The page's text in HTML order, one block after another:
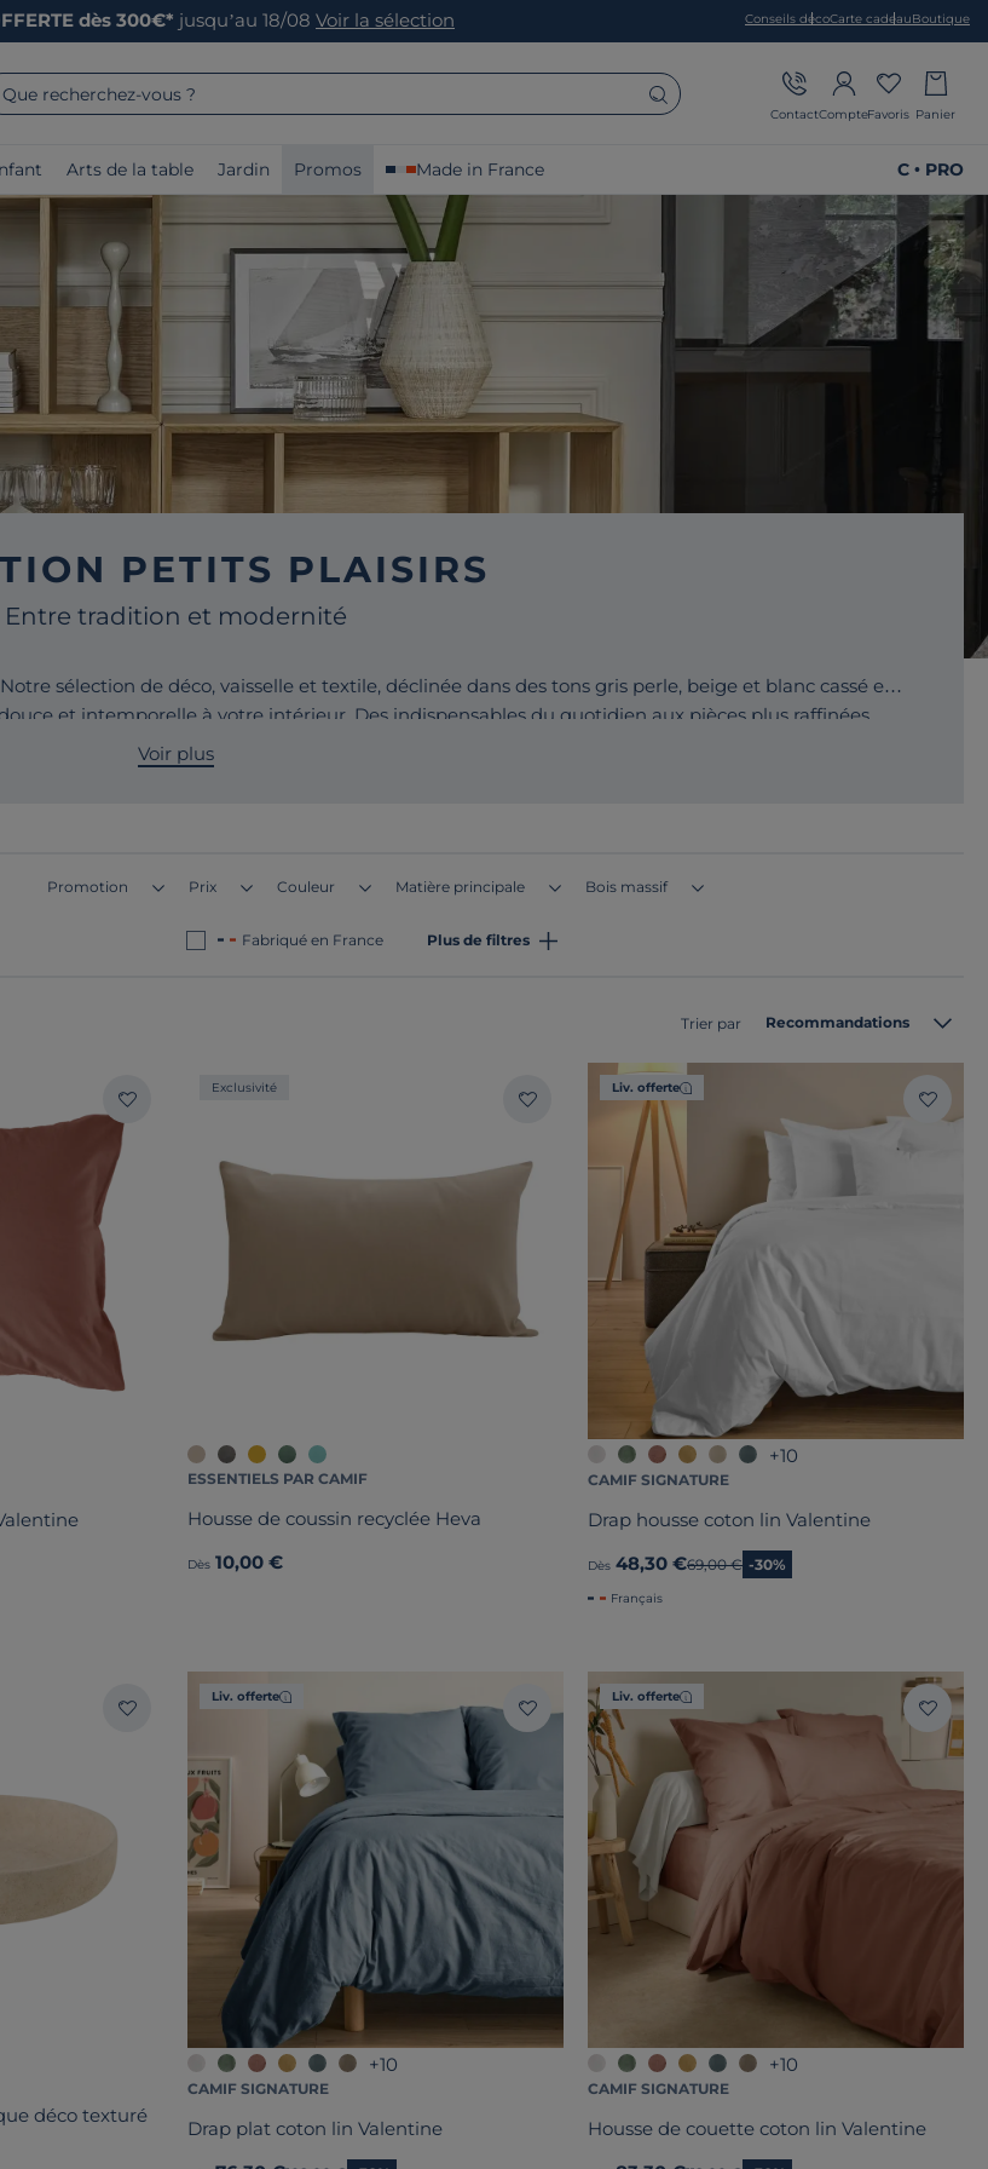
dès 300€* jusqu’au 18/08 Voir la sélection Conseils décoCarte cadeauBoutique
Que recherchez-vous ?
ContactCompteFavoris Panier
Arts de la table Jardin Promos Made in France C • PRO
PETITS PLAISIRS
Entre tradition et modernité
sélection de déco, vaisselle et textile, déclinée dans des tons gris perle, beige et blanc cassé et
et intemporelle à votre intérieur. Des indispensables du quotidien aux pièces plus raffinées,
créer une atmosphère chaleureuse, sobre et actuelle, à partir de 10 €.
Voir plus
Promotion Prix Couleur Matière principale Bois massif
Fabriqué en France Plus de filtres
Trier par Recommandations
Exclusivité
ESSENTIELS PAR CAMIF
Housse de coussin recyclée Heva
Dès 10,00 €
Liv. offerte
+10
CAMIF SIGNATURE
Drap housse coton lin Valentine
Dès 48,30 €Ancien prix
69,00 € -30%
Français
déco texturé
Liv. offerte
+10
CAMIF SIGNATURE
Drap plat coton lin Valentine
Liv. offerte
+10
CAMIF SIGNATURE
Housse de couette coton lin Valentine